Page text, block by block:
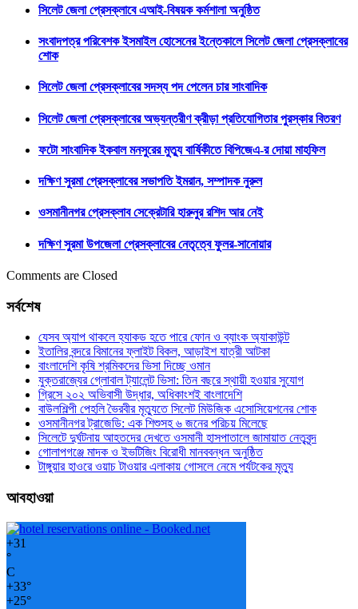
সিলেট জেলা প্রেসক্লাবে এআই-বিষয়ক কর্মশালা অনুষ্ঠিত
সংবাদপত্র পরিবেশক ইসমাইল হোসেনের ইন্তেকালে সিলেট জেলা প্রেসক্লাবের
শোক
সিলেট জেলা প্রেসক্লাবের সদস্য পদ পেলেন চার সাংবাদিক
সিলেট জেলা প্রেসক্লাবের অভ্যন্তরীণ ক্রীড়া প্রতিযোগিতার পুরস্কার বিতরণ
ফটো সাংবাদিক ইকবাল মনসুরের মুত্যু বার্ষিকীতে বিপিজেএ-র দোয়া মাহফিল
দক্ষিণ সুরমা প্রেসক্লাবের সভাপতি ইমরান, সম্পাদক নুরুল
ওসমানীনগর প্রেসক্লাব সেক্রেটারি হারুনুর রশিদ আর নেই
দক্ষিণ সুরমা উপজেলা প্রেসক্লাবের নেতৃত্বে ফুলর-সানোয়ার
Comments are Closed
সর্বশেষ
যেসব অ্যাপ থাকলে হ্যাকড হতে পারে ফোন ও ব্যাংক অ্যাকাউন্ট
ইতালির বন্দরে বিমানের ফ্লাইট বিকল, আড়াইশ যাত্রী আটকা
বাংলাদেশি কৃষি শ্রমিকদের ভিসা দিচ্ছে ওমান
যুক্তরাজ্যের গ্লোবাল ট্যালেন্ট ভিসা: তিন বছরে স্থায়ী হওয়ার সুযোগ
গ্রিসে ২০২ অভিবাসী উদ্ধার, অধিকাংশই বাংলাদেশি
বাউলশিল্পী পেহলি ভৈরবীর মৃত্যুতে সিলেট মিউজিক এসোসিয়েশনের শোক
ওসমানীনগর ট্রাজেডি: এক শিশুসহ ৬ জনের পরিচয় মিলেছে
সিলেটে দুর্ঘটনায় আহতদের দেখতে ওসমানী হাসপাতালে জামায়াত নেতৃবৃন্দ
গোলাপগঞ্জে মাদক ও ইভটিজিং বিরোধী মানববন্ধন অনুষ্ঠিত
টাঙ্গুয়ার হাওরে ওয়াচ টাওয়ার এলাকায় গোসলে নেমে পর্যটকের মৃত্যু
আবহাওয়া
+31
°
C
+33°
+25°